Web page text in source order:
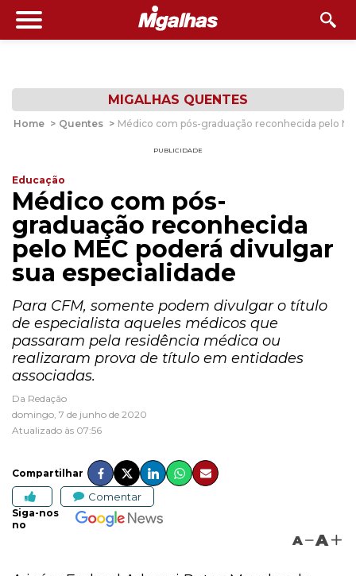
MIGALHAS QUENTES
Home > Quentes > Médico com pós-graduação reconhecida pelo
PUBLICIDADE
Educação
Médico com pós-
graduação reconhecida
pelo MEC poderá divulgar
sua especialidade
Para CFM, somente podem divulgar o título
de especialista aqueles médicos que
passaram pela residência médica ou
realizaram prova de título em entidades
associadas.
Da Redação
domingo, 7 de junho de 2020
Atualizado às 07:56
Compartilhar
Comentar
Siga-nos
no
A A